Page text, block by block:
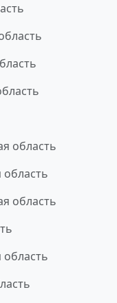
область
область
область
область